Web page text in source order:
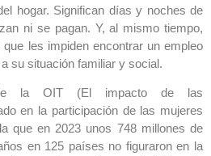
hogar. Significan días y noches de
ni se pagan. Y, al mismo tiempo,
les impiden encontrar un empleo
su situación familiar y social.
la OIT (El impacto de las
en la participación de las mujeres
que en 2023 unos 748 millones de
en 125 países no figuraron en la